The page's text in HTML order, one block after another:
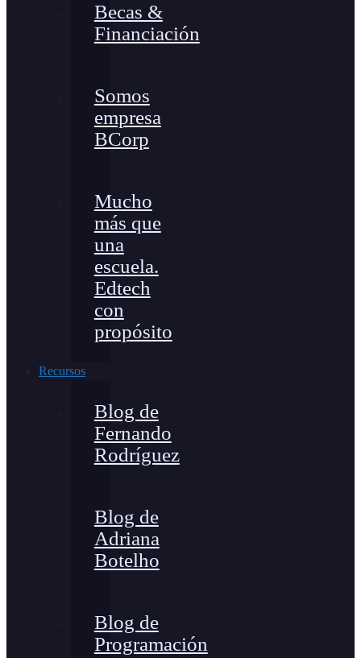
Becas &
Financiación
Somos
empresa
BCorp
Mucho
más que
una
escuela.
Edtech
con
propósito
Recursos
Blog de
Fernando
Rodríguez
Blog de
Adriana
Botelho
Blog de
Programación